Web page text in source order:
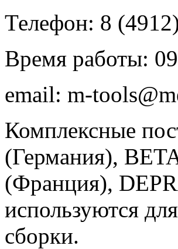
Телефон: 8
Время работы:
email: m-
Комплексные
(Германия),
(Франция),
используются
сборки.